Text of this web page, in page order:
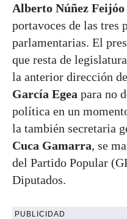
Alberto Núñez Feijóo
portavoces de las tres
parlamentarias. El
que resta de
la anterior dirección de
García Egea para no
política en un
la también secretaria
Cuca Gamarra, se
del Partido Popular
Diputados.
PUBLICIDAD